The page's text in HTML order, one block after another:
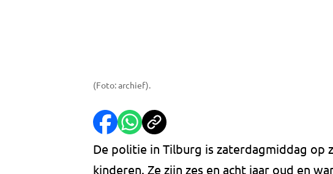
(Foto: archief).
De politie in Tilburg is zaterdagmiddag op
kinderen. Ze zijn zes en acht jaar oud en